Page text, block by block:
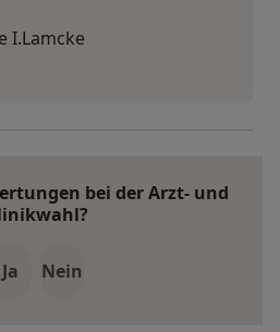
I.Lamcke
bei der Arzt- und
Ja Nein